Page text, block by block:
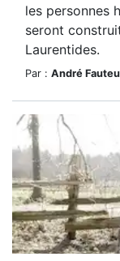
les personnes
seront
Laurentides.
Par : André